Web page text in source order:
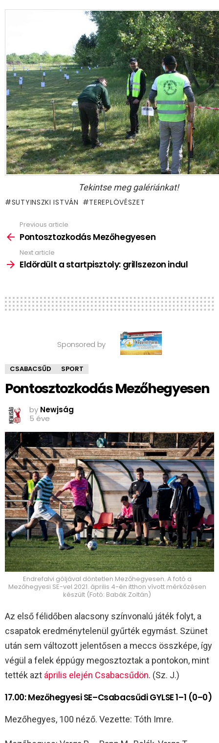
Tekintse meg galériánkat!
SUTYINSZKI ISTVÁN TEREPLÖVÉSZET
more
Previous article
Pontosztozkodás Mezőhegyesen
Next article
Eldördült a startpisztoly: grillszezon indul
Sponsored by
CSABACSŰD SPORT
Pontosztozkodás Mezőhegyesen
by Newjság
5 éve
Endrefalvi góljával döntetlen Mezőhegyesen. A fotó a
Mezőhegyesi SE-vel 2021. április 4-én itthon vívott mérkőzésen
készült (Fotó: Babák Zoltán)
Az első félidőben alacsony színvonalú játék folyt, a
csapatok eredménytelenül gyűrték egymást. Szünet
után sem változott jelentősen a meccs összképe, így
végül a felek éppúgy megosztoztak a pontokon, mint
tették azt április elején Csabacsűdön. (Sz. J.)
17.00: Mezőhegyesi SE–Csabacsűdi GYLSE 1–1 (0–0)
Mezőhegyes, 100 néző. Vezette: Tóth Imre.